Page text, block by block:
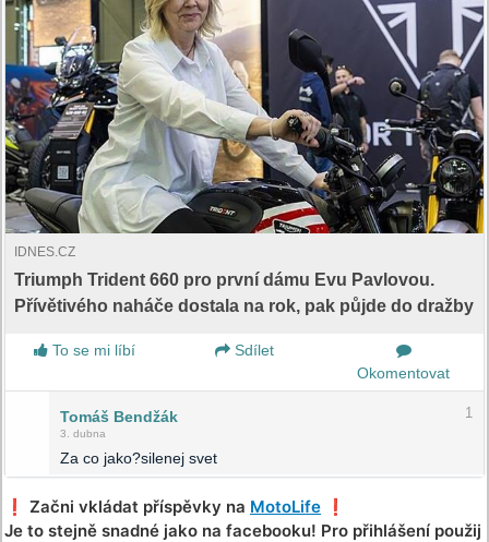
IDNES.CZ
Triumph Trident 660 pro první dámu Evu Pavlovou.
Přívětivého naháče dostala na rok, pak půjde do dražby
To se mi líbí
Sdílet
Okomentovat
Tomáš Bendžák
3. dubna
1
Za co jako?silenej svet
❗️ Začni vkládat příspěvky na MotoLife ❗️
Je to stejně snadné jako na facebooku! Pro přihlášení použij